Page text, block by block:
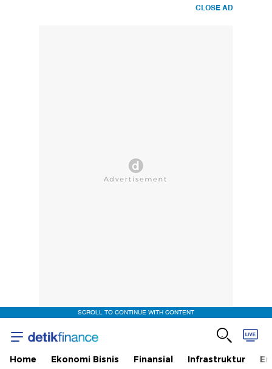
CLOSE AD
SCROLL TO CONTINUE WITH CONTENT
Home Ekonomi Bisnis Finansial Infrastruktur